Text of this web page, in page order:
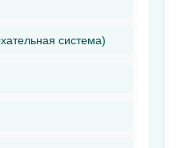
система)